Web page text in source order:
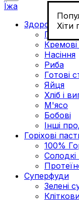
Хіти
Їжа
Здорове
Горіхи
Насіння
Риба
Готові
Яйця
Хліб і
М'ясо
Бобові
Інші
Горіхові
100%
Солодкі
Суперфуди
Зелені